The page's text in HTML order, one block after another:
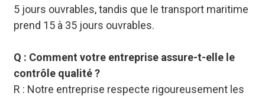
5 jours ouvrables, tandis que le transport maritime
prend 15 à 35 jours ouvrables.
Q : Comment votre entreprise assure-t-elle le
contrôle qualité ?
R : Notre entreprise respecte rigoureusement les